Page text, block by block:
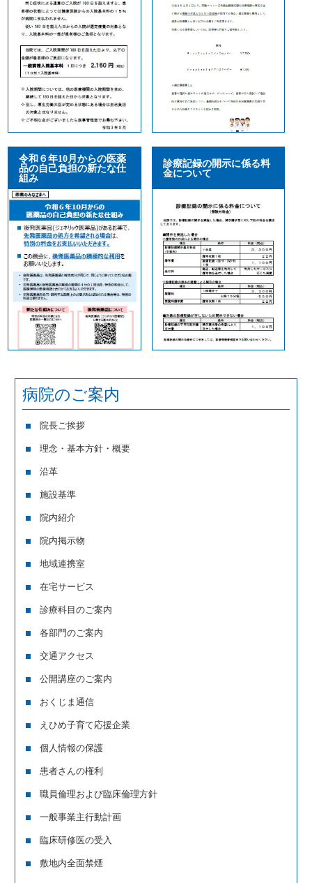
令和６年10月からの医薬
品の自己負担の新たな仕
組み
診療記録の開示に係る料
金について
病院のご案内
院長ご挨拶
理念・基本方針・概要
沿革
施設基準
院内紹介
院内掲示物
地域連携室
在宅サービス
診療科目のご案内
各部門のご案内
交通アクセス
公開講座のご案内
おくじま通信
えひめ子育て応援企業
個人情報の保護
患者さんの権利
職員倫理および臨床倫理方針
一般事業主行動計画
臨床研修医の受入
敷地内全面禁煙